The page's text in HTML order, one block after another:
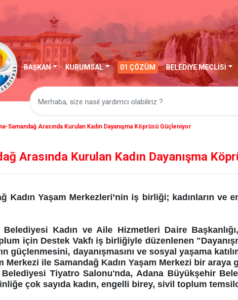
BAŞKAN KURUMSAL 01 ÇÖZÜM BELEDİYE MECLİSİ
Samandağ Arasında Kurulan Kadın Dayanışma Köprüsü Güçleniyor
Arasında Kurulan Kadın Dayanışma
Kadın Yaşam Merkezleri’nin iş birliği; kadınların ve
Kadın ve Aile Hizmetleri Daire
için Destek Vakfı iş birliğiyle düzenlenen
güçlenmesini, dayanışmasını ve sosyal yaşama
Merkezi ile Samandağ Kadın Yaşam Merkezi bir araya
Tiyatro Salonu'nda, Adana Büyükşehir
çok sayıda kadın, engelli birey, sivil toplum